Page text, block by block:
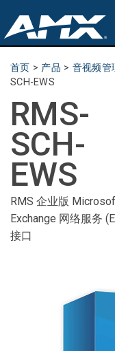
产品
Partners
哪里购买
培训
支持
首页 > 产品 > 音视频管
SCH-EWS
RMS-
SCH-
EWS
RMS 企业版
Exchange 网络服务
接口